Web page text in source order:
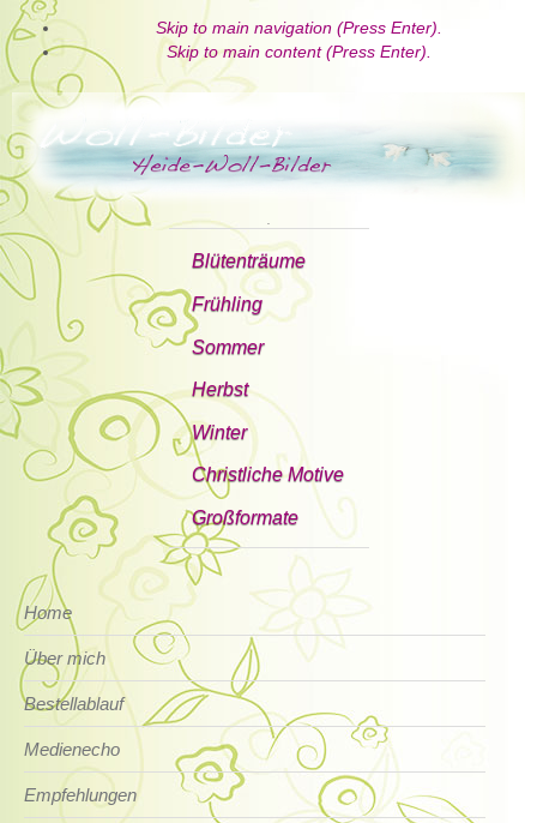
Skip to main navigation (Press Enter).
Skip to main content (Press Enter).
.
Blütenträume
Frühling
Sommer
Herbst
Winter
Christliche Motive
Großformate
Home
Über mich
Bestellablauf
Medienecho
Empfehlungen